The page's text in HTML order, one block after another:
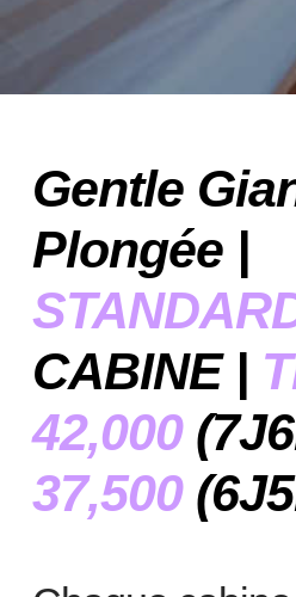
Gentle
Plongée |
CABINE|
42,000
37,500